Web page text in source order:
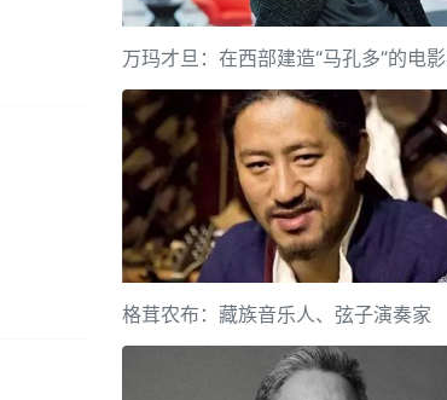
万玛才旦：在西部建造“马孔多”的电
格茸农布：藏族音乐人、弦子演奏家